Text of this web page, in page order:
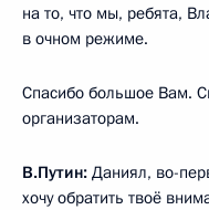
на то, что мы, ребята,
в очном режиме.
Спасибо большое Вам.
организаторам.
В.Путин: Даниял, во-
хочу обратить твоё